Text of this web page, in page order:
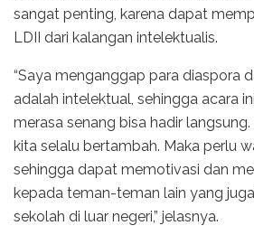
sangat penting, karena dapat
LDII dari kalangan intelektualis.
“Saya menganggap para diaspora
adalah intelektual, sehingga acara
merasa senang bisa hadir
kita selalu bertambah. Maka perlu
sehingga dapat memotivasi dan
kepada teman-teman lain yang
sekolah di luar negeri,” jelasnya.